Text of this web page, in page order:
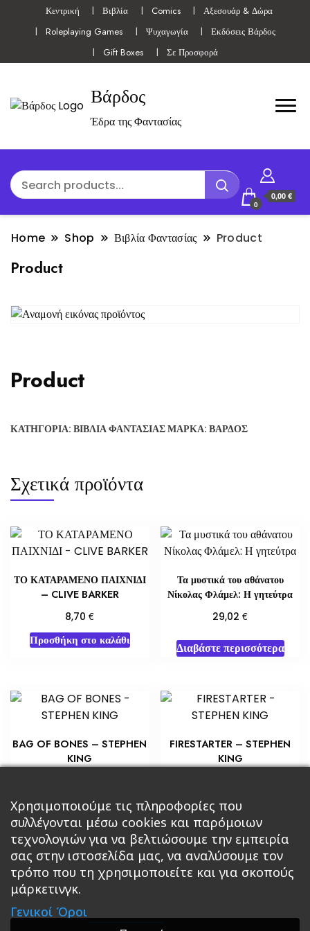
Κεντρική Βιβλία Comics
Αξεσουάρ & Δώρα
Roleplaying Games
Ψυχαγωγία
Εκδόσεις Βάρδος
Gift Boxes
Σε Προσφορά
Βάρδος
Έδρα της Φαντασίας
0
0,00 €
Home Shop Βιβλία Φαντασίας Product
Product
Product
ΚΑΤΗΓΟΡΊΑ: ΒΙΒΛΊΑ ΦΑΝΤΑΣΊΑΣΜΆΡΚΑ: ΒΆΡΔΟΣ
Σχετικά προϊόντα
ΤΟ ΚΑΤΑΡΑΜΕΝΟ ΠΑΙΧΝΙΔΙ
– CLIVE BARKER
8,70€
Προσθήκη στο καλάθι
Τα μυστικά του αθάνατου
Νίκολας Φλάμελ: Η γητεύτρα
29,02€
Διαβάστε περισσότερα
BAG OF BONES – STEPHEN
KING
Διαβάστε περισσότερα
FIRESTARTER – STEPHEN
KING
Προσθήκη στο καλάθι
Κεντρική Βιβλία
Roleplaying Games Ψυχαγωγία Εκδόσεις Βάρδος
Χρησιμοποιούμε τις πληροφορίες που
συλλέγονται μέσω cookies και παρόμοιων
τεχνολογιών για να βελτιώσουμε την εμπειρία
σας στην ιστοσελίδα μας, να αναλύσουμε τον
τρόπο που τη χρησιμοποιείτε και για σκοπούς
μάρκετινγκ.
Γενικοί Όροι